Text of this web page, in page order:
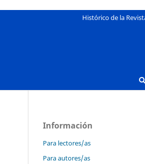
Histórico de la
Información
Para lectores/as
Para autores/as